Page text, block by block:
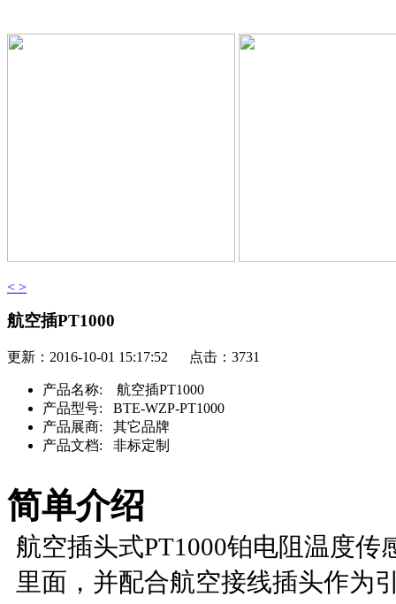
< >
航空插PT1000
更新：2016-10-01 15:17:52 点击：3731
产品名称:
航空插PT1000
产品型号: BTE-WZP-PT1000
产品展商: 其它品牌
产品文档: 非标定制
简单介绍
航空插头式PT1000铂电阻温度
里面，并配合航空接线插头作为